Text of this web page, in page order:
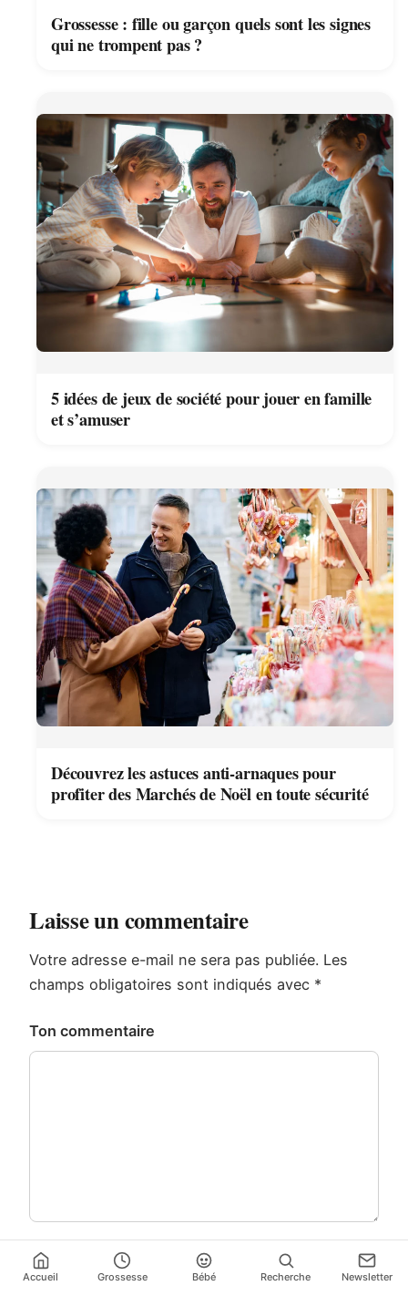
Grossesse : fille ou garçon quels sont les signes
qui ne trompent pas ?
5 idées de jeux de société pour jouer en famille
et s’amuser
Découvrez les astuces anti-arnaques pour
profiter des Marchés de Noël en toute sécurité
Laisse un commentaire
Votre adresse e-mail ne sera pas publiée. Les
champs obligatoires sont indiqués avec *
Ton commentaire
Nom
Accueil Grossesse Bébé Recherche Newsletter